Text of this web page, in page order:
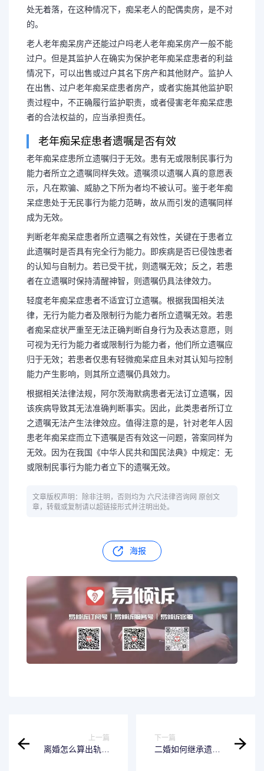
处无着落，在这种情况下，痴呆老人的配偶卖房，是不对
的。
老人老年痴呆房产还能过户吗老人老年痴呆房产一般不能
过户。但是其监护人在确实为保护老年痴呆症患者的利益
情况下，可以出售或过户其名下房产和其他财产。监护人
在出售、过户老年痴呆症患者房产，或者实施其他监护职
责过程中，不正确履行监护职责，或者侵害老年痴呆症患
者的合法权益的，应当承担责任。
老年痴呆症患者遗嘱是否有效
老年痴呆症患所立遗嘱归于无效。患有无或限制民事行为
能力者所立之遗嘱同样失效。遗嘱须以遗嘱人真的意愿表
示，凡在欺骗、威胁之下所为者均不被认可。鉴于老年痴
呆症患处于无民事行为能力范畴，故从而引发的遗嘱同样
成为无效。
判断老年痴呆症患者所立遗嘱之有效性，关键在于患者立
此遗嘱时是否具有完全行为能力。即疾病是否已侵蚀患者
的认知与自制力。若已受干扰，则遗嘱无效；反之，若患
者在立遗嘱时保持清醒神智，则遗嘱仍具法律效力。
轻度老年痴呆症患者不适宜订立遗嘱。根据我国相关法
律，无行为能力者及限制行为能力者所立遗嘱无效。若患
者痴呆症状严重至无法正确判断自身行为及表达意愿，则
可视为无行为能力者或限制行为能力者，他们所立遗嘱应
归于无效；若患者仅患有轻微痴呆症且未对其认知与控制
能力产生影响，则其所立遗嘱仍具效力。
根据相关法律法规，阿尔茨海默病患者无法订立遗嘱，因
该疾病导致其无法准确判断事实。因此，此类患者所订立
之遗嘱无法产生法律效应。值得注意的是，针对老年人因
患老年痴呆症而立下遗嘱是否有效这一问题，答案同样为
无效。因为在我国《中华人民共和国民法典》中规定：无
或限制民事行为能力者立下的遗嘱无效。
文章版权声明：除非注明，否则均为 六尺法律咨询网 原创文
章，转载或复制请以超链接形式并注明出处。
海报
上一篇
离婚怎么算出轨证
下一篇
二婚如何继承遗产